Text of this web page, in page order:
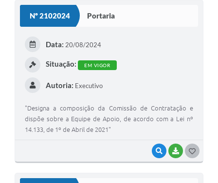
Nº 2102024 Portaria
VISUALIZAR
BAIXAR
Data: 20/08/2024
Situação: EM VIGOR
Autoria: Executivo
"Designa a composição da Comissão de Contratação e
dispõe sobre a Equipe de Apoio, de acordo com a Lei nº
14.133, de 1º de Abril de 2021"